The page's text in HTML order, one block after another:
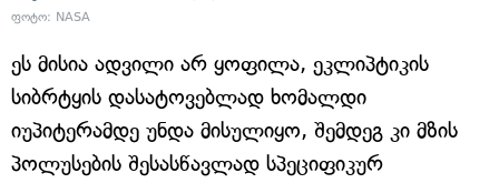
ფოტო: NASA
ეს მისია ადვილი არ ყოფილა, ეკლიპტიკის
სიბრტყის დასატოვებლად ხომალდი
იუპიტერამდე უნდა მისულიყო, შემდეგ კი მზის
პოლუსების შესასწავლად სპეციფიკურ